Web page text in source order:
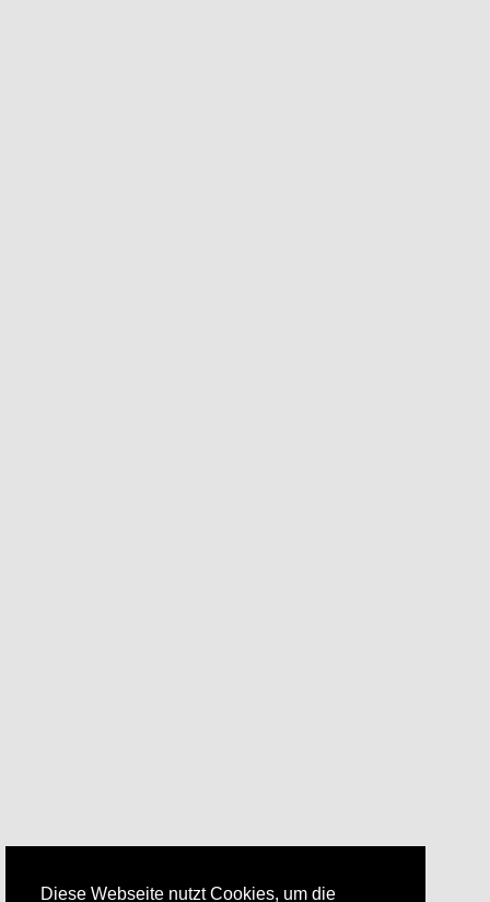
Diese Webseite nutzt Cookies, um die